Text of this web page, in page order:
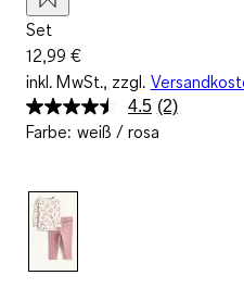
Set
12,99 €
inkl. MwSt., zzgl.
4.5 2
(2)
Farbe: weiß / rosa